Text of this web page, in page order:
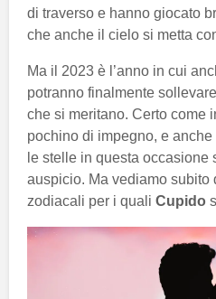
di traverso e hanno giocato
che anche il cielo si metta
Ma il 2023 è l’anno in cui
potranno finalmente
che si meritano. Certo come
pochino di impegno, e
le stelle in questa occasione
auspicio. Ma vediamo subito
zodiacali per i quali Cupido